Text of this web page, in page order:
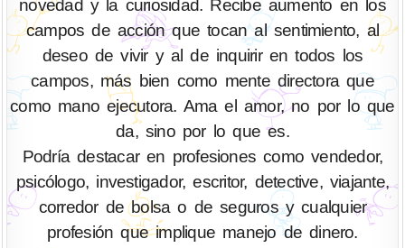
novedad y la curiosidad. Recibe aumento en los
campos de acción que tocan al sentimiento, al
deseo de vivir y al de inquirir en todos los
campos, más bien como mente directora que
como mano ejecutora. Ama el amor, no por lo que
da, sino por lo que es.
Podría destacar en profesiones como vendedor,
psicólogo, investigador, escritor, detective, viajante,
corredor de bolsa o de seguros y cualquier
profesión que implique manejo de dinero.